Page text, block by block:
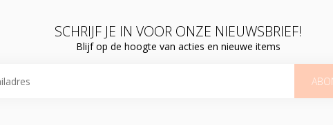
SCHRIJF JE IN VOOR ONZE NIEUWSBRIEF!
Blijf op de hoogte van acties en nieuwe items